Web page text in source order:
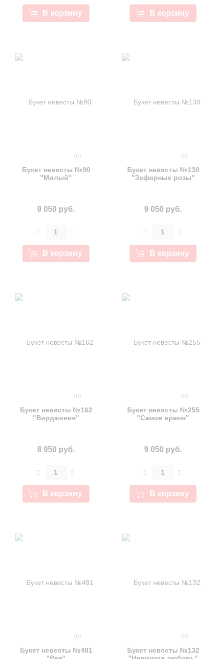
В корзину В корзину
(0)
Букет невесты №90
"Милый"
9 050 руб.
В корзину
(0)
Букет невесты №130
"Зефирные розы"
9 050 руб.
В корзину
(0)
Букет невесты №162
"Вирджиния"
8 950 руб.
В корзину
(0)
Букет невесты №255
"Самое время"
9 050 руб.
В корзину
(0)
Букет невесты №481
(0)
Букет невесты №132